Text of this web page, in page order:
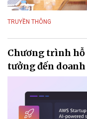
TRUYỀN THÔNG
Chương trình
tưởng đến